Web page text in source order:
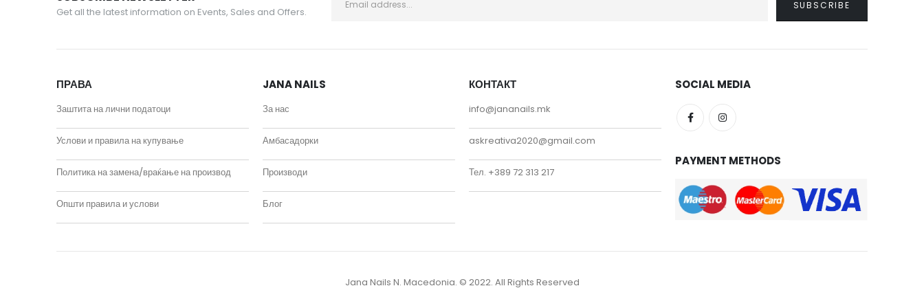
Get all the latest information on Events, Sales and Offers.
ПРАВА
Заштита на лични податоци
Услови и правила на купување
Политика на замена/враќање на производ
Општи правила и услови
JANA NAILS
За нас
Амбасадорки
Производи
Блог
КОНТАКТ
info@jananails.mk
askreativa2020@gmail.com
Тел. +389 72 313 217
SOCIAL MEDIA
PAYMENT METHODS
Jana Nails N. Macedonia. © 2022. All Rights Reserved